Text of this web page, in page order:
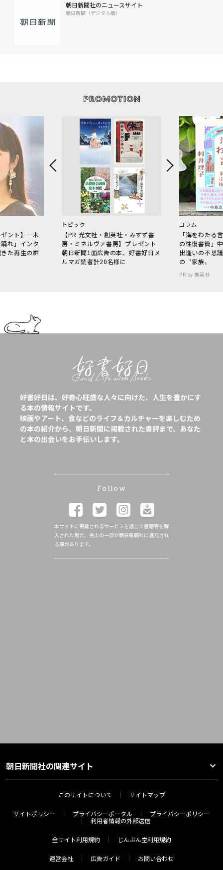
朝日新聞社のニュースサイト
朝日新聞（デジタル版）
ント】一木
れ」インタ
た再生の群
トピック
【PR 光文社・創英社・みすず書
房・ミネルヴァ書房】プレゼント
朝日新聞1面広告の本、好書好日メ
ルマガ読者計20名様に
コラム
「海をわた
の往復書簡」
出逢いの不思
の〝家族〟
PR by 集英社
好書好日は、好奇心旺盛な人々に向けた、人生を豊かにす
る本の情報サイトです。
映画やアート、食などのライフ＆カルチャーを楽しむため
の本の紹介から、朝日新聞に掲載された書評まで、あなた
と本の出会いをお手伝いします。
Follow
本サイトに掲載されるサービスを通じて書籍等を購
入された場合、売上の一部が朝日新聞社に還元され
る事があります。
朝日新聞社の関連サイト
このサイトについて サイトマップ
サイトポリシー プライバシーポータル
プライバシーポリシー
利用者情報の外部送信
全サイト利用規約 じんぶん堂利用規約
運営会社 広告ガイド お問い合わせ